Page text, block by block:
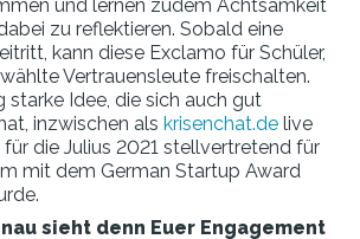
und lernen zudem Achtsamkeit
zu reflektieren. Sobald eine
kann diese Exclamo für Schüler,
Vertrauensleute freischalten.
starke Idee, die sich auch gut
inzwischen als krisenchat.de live
die Julius 2021 stellvertretend für
mit dem German Startup Award
sieht denn Euer Engagement